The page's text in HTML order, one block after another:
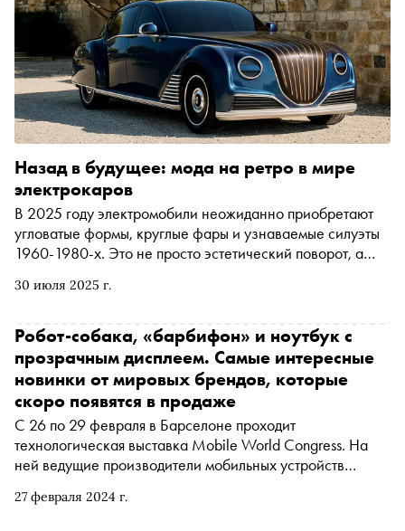
30 июля 2025 г.
Назад в будущее: мода на ретро в мире
электрокаров
В 2025 году электромобили неожиданно приобретают
угловатые формы, круглые фары и узнаваемые силуэты
1960-1980-х. Это не просто эстетический поворот, а
технологий. Люди ищут стабильность — и находят ее в
зарядных станций для электромобилей Artis, объясняет,
почему автопроизводители делают ставку на
ностальгию, какие модели в такой стилистике уже
появились на рынке и как этот тренд меняет индустрию
27 февраля 2024 г.
Робот-собака, «барбифон» и ноутбук с
прозрачным дисплеем. Самые интересные
новинки от мировых брендов, которые
скоро появятся в продаже
С 26 по 29 февраля в Барселоне проходит
технологическая выставка Mobile World Congress. На
ней ведущие производители мобильных устройств
«устройства будущего». Какие новинки от Xiaomi, Tecno,